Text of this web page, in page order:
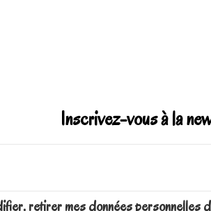
Inscrivez-vous à la
retirer mes données